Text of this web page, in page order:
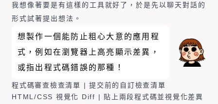
我想像著要是有這樣的工具就好了，於是先以聊天對話的
形式試著提出想法。
想製作一個能防止粗心大意的應用程
式，例如在瀏覽器上高亮顯示差異，
或指出程式碼錯誤的那種！
程式碼審查檢查清單 | 提交前的自訂檢查清單
HTML/CSS 視覺化 Diff | 貼上兩段程式碼並視覺化差異